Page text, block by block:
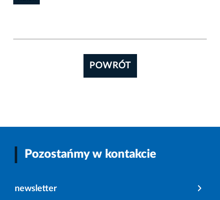
POWRÓT
Pozostańmy w kontakcie
newsletter